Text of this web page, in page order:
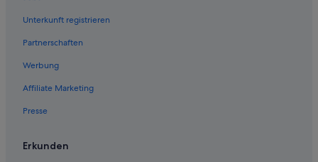
Historische in Trient
Albiano
Unterkunft registrieren
Partnerschaften
Werbung
Affiliate Marketing
Presse
Erkunden